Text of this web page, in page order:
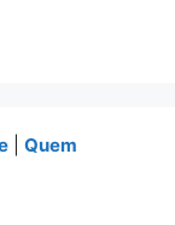
Quem